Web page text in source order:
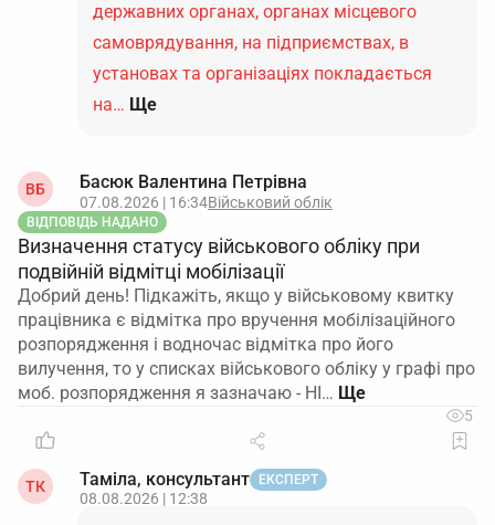
державних органах, органах місцевого
самоврядування, на підприємствах, в
установах та організаціях покладається
на… Ще
ВБ Басюк Валентина Петрівна
07.08.2026 | 16:34Військовий облік
ВІДПОВІДЬ НАДАНО
Визначення статусу військового обліку при
подвійній відмітці мобілізації
Добрий день! Підкажіть, якщо у військовому квитку
працівника є відмітка про вручення мобілізаційного
розпорядження і водночас відмітка про його
вилучення, то у списках військового обліку у графі про
моб. розпорядження я зазначаю - НІ…
5
ТК Таміла, консультант ЕКСПЕРТ
08.08.2026 | 12:38